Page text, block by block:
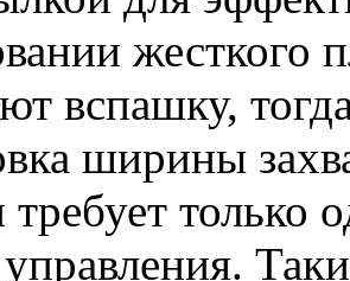
жесткого
вспашку,
ширины
требует только